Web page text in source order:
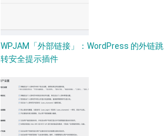
WPJAM「外部链接」：WordPress 的外链跳
转安全提示插件